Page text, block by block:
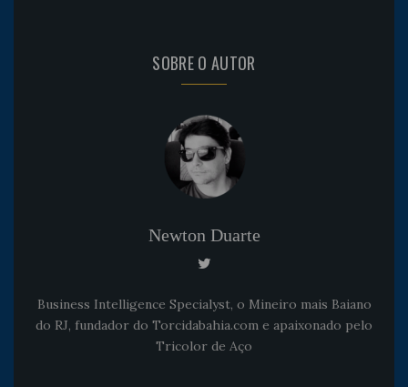
SOBRE O AUTOR
Newton Duarte
Business Intelligence Specialyst, o Mineiro mais Baiano
do RJ, fundador do Torcidabahia.com e apaixonado pelo
Tricolor de Aço